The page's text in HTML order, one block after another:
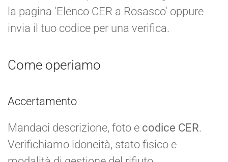
la pagina 'Elenco CER a Rosasco' oppure
invia il tuo codice per una verifica.
Come operiamo
Accertamento
Mandaci descrizione, foto e codice CER.
Verifichiamo idoneità, stato fisico e